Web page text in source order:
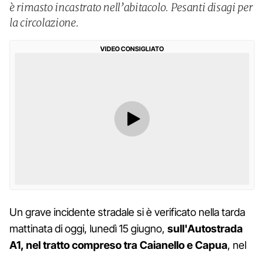
è rimasto incastrato nell’abitacolo. Pesanti disagi per
la circolazione.
VIDEO CONSIGLIATO
Un grave incidente stradale si è verificato nella tarda
mattinata di oggi, lunedì 15 giugno, sull'Autostrada
A1, nel tratto compreso tra Caianello e Capua, nel